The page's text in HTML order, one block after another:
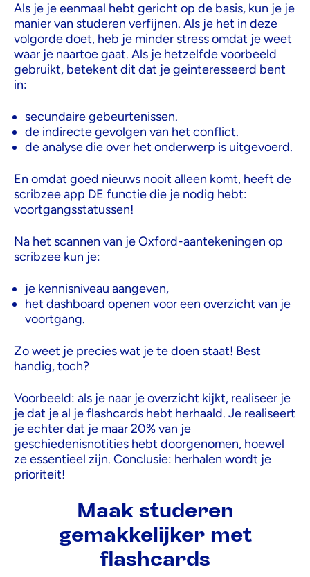
Als je je eenmaal hebt gericht op de basis, kun je je
manier van studeren verfijnen. Als je het in deze
volgorde doet, heb je minder stress omdat je weet
waar je naartoe gaat. Als je hetzelfde voorbeeld
gebruikt, betekent dit dat je geïnteresseerd bent
in:
secundaire gebeurtenissen.
de indirecte gevolgen van het conflict.
de analyse die over het onderwerp is uitgevoerd.
En omdat goed nieuws nooit alleen komt, heeft de
scribzee app DE functie die je nodig hebt:
voortgangsstatussen!
Na het scannen van je Oxford-aantekeningen op
scribzee kun je:
je kennisniveau aangeven,
het dashboard openen voor een overzicht van je
voortgang.
Zo weet je precies wat je te doen staat! Best
handig, toch?
Voorbeeld: als je naar je overzicht kijkt, realiseer je
je dat je al je flashcards hebt herhaald. Je realiseert
je echter dat je maar 20% van je
geschiedenisnotities hebt doorgenomen, hoewel
ze essentieel zijn. Conclusie: herhalen wordt je
prioriteit!
Maak studeren
gemakkelijker met
flashcards